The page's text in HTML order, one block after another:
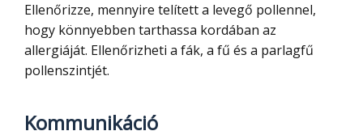
Ellenőrizze, mennyire telített a levegő pollennel,
hogy könnyebben tarthassa kordában az
allergiáját. Ellenőrizheti a fák, a fű és a parlagfű
pollenszintjét.
Kommunikáció